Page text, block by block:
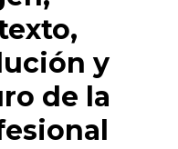
y
de la